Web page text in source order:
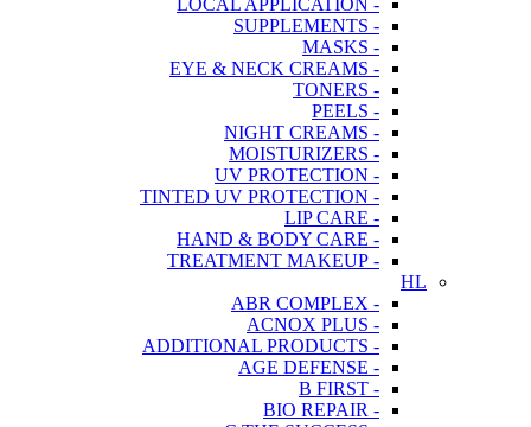
- LOCAL APPLICATION
- SUPPLEMENTS
- MASKS
- EYE & NECK CREAMS
- TONERS
- PEELS
- NIGHT CREAMS
- MOISTURIZERS
- UV PROTECTION
- TINTED UV PROTECTION
- LIP CARE
- HAND & BODY CARE
- TREATMENT MAKEUP
HL
- ABR COMPLEX
- ACNOX PLUS
- ADDITIONAL PRODUCTS
- AGE DEFENSE
- B FIRST
- BIO REPAIR